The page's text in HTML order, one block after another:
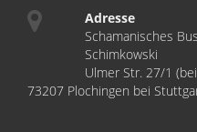
Adresse
Schamanisches
Schimkowski
Ulmer Str. 27/1
73207 Plochingen bei